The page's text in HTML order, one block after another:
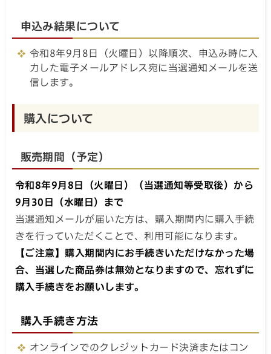
申込み結果について
令和8年9月8日（火曜日）以降順次、申込み時に入
力した電子メールアドレス宛に当選通知メールを送
信します。
購入について
販売期間（予定）
令和8年9月8日（火曜日）（当選通知等受取後）から
9月30日（水曜日）まで
当選通知メールが届いた方は、購入期間内に購入手続
きを行っていただくことで、利用可能になります。
【ご注意】購入期間内にお手続きいただけなかった場
合、当選した商品券は無効となりますので、忘れずに
購入手続きをお願いします。
購入手続き方法
オンラインでのクレジットカード決済またはコン